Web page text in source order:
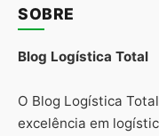
SOBRE
Blog Logística Total
O Blog Logística
excelência em